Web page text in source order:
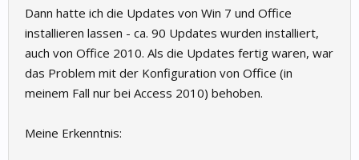
Dann hatte ich die Updates von Win 7 und Office
installieren lassen - ca. 90 Updates wurden installiert,
auch von Office 2010. Als die Updates fertig waren, war
das Problem mit der Konfiguration von Office (in
meinem Fall nur bei Access 2010) behoben.
Meine Erkenntnis: